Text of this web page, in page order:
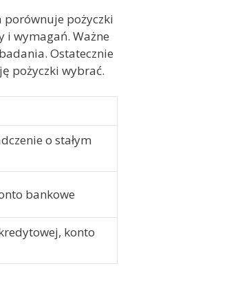
porównuje pożyczki
i wymagań. Ważne
Ostatecznie
pożyczki wybrać.
o stałym
bankowe
konto